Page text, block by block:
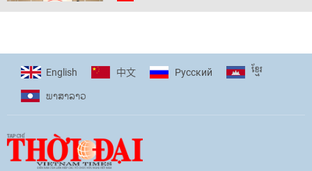
[Video] Trẻ em Đông Á cùng kiến tạo
11:10|17/06/2026
English 中文 Pусский ខ្មែរ
ພາ​ສາ​ລາວ